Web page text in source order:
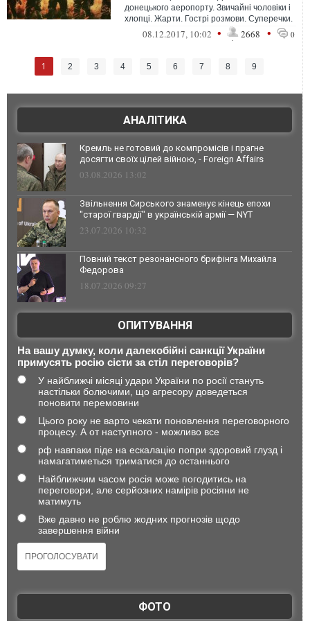
донецького аеропорту. Звичайні чоловіки і
хлопці. Жарти. Гострі розмови. Суперечки.
Монологи. Відповіді на б...
08.12.2017, 10:02 • 2668 • 0
1 2 3 4 5 6 7 8 9
АНАЛІТИКА
Кремль не готовий до компромісів і прагне
досягти своїх цілей війною, - Foreign Affairs
03.08.2026 13:02
Звільнення Сирського знаменує кінець епохи
"старої гвардії" в українській армії — NYT
23.07.2026 10:32
Повний текст резонансного брифінга Михайла
Федорова
18.07.2026 09:27
ОПИТУВАННЯ
На вашу думку, коли далекобійні санкції України
примусять росію сісти за стіл переговорів?
У найближчі місяці удари України по росії стануть
настільки болючими, що агресору доведеться
поновити перемовини
Цього року не варто чекати поновлення переговорного
процесу. А от наступного - можливо все
рф навпаки піде на ескалацію попри здоровий глузд і
намагатиметься триматися до останнього
Найближчим часом росія може погодитись на
переговори, але серйозних намірів росіяни не
матимуть
Вже давно не роблю жодних прогнозів щодо
завершення війни
ФОТО